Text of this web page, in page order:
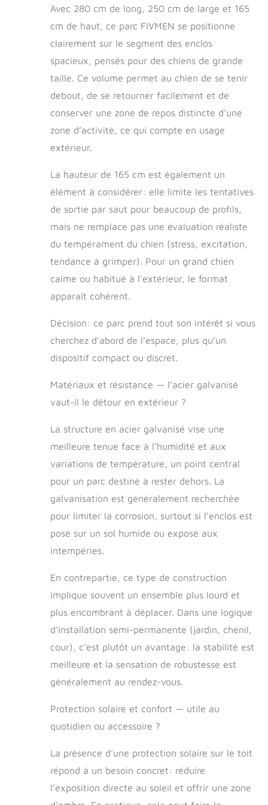
si elle est exposée
pendant une
longue période,
elle reste aussi
solide que neuve
Toit pare-soleil :
La cage pour
chien est équipée
d'un toit étanche
en matériau PE
intempéries, qui
protège vos
animaux de
compagnie de la
UV, de la neige et
d'autres facteurs
météorologiques,
votre chien une
les éléments
sécurité :
Structure en tube
soudée
verrou de la porte
double design de
protection pour
empêcher les
chiens malins de
s'échapper, et le
fond est équipé de
clous de sol afin
de le fixer
livré avec des
instructions
détaillées et tous
les accessoires,
facilement monté
ou démonté sans
outil professionnel,
transporter, à
ranger Espace
extra large : la
est disponible en
l'espace dans la
cage est
Avec 280 cm de long, 250 cm de large et 165
cm de haut, ce parc FIVMEN se positionne
clairement sur le segment des enclos
spacieux, pensés pour des chiens de grande
taille. Ce volume permet au chien de se tenir
debout, de se retourner facilement et de
conserver une zone de repos distincte d’une
zone d’activité, ce qui compte en usage
extérieur.
La hauteur de 165 cm est également un
élément à considérer: elle limite les tentatives
de sortie par saut pour beaucoup de profils,
mais ne remplace pas une évaluation réaliste
du tempérament du chien (stress, excitation,
tendance à grimper). Pour un grand chien
calme ou habitué à l’extérieur, le format
apparaît cohérent.
Décision: ce parc prend tout son intérêt si vous
cherchez d’abord de l’espace, plus qu’un
dispositif compact ou discret.
Matériaux et résistance — l’acier galvanisé
vaut-il le détour en extérieur ?
La structure en acier galvanisé vise une
meilleure tenue face à l’humidité et aux
variations de température, un point central
pour un parc destiné à rester dehors. La
galvanisation est généralement recherchée
pour limiter la corrosion, surtout si l’enclos est
posé sur un sol humide ou exposé aux
intempéries.
En contrepartie, ce type de construction
implique souvent un ensemble plus lourd et
plus encombrant à déplacer. Dans une logique
d’installation semi-permanente (jardin, chenil,
cour), c’est plutôt un avantage: la stabilité est
meilleure et la sensation de robustesse est
généralement au rendez-vous.
Protection solaire et confort — utile au
quotidien ou accessoire ?
La présence d’une protection solaire sur le toit
répond à un besoin concret: réduire
l’exposition directe au soleil et offrir une zone